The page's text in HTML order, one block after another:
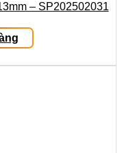
– SP202502031